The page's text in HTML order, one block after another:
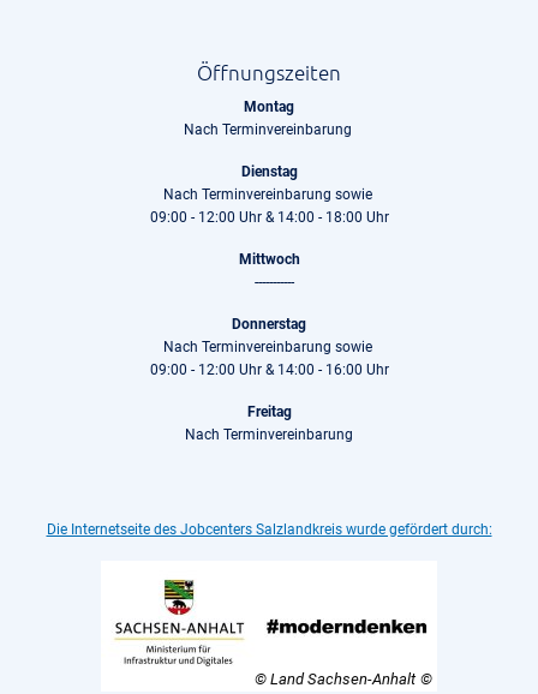
Öffnungszeiten
Montag
Nach Terminvereinbarung
Dienstag
Nach Terminvereinbarung sowie
09:00 - 12:00 Uhr & 14:00 - 18:00 Uhr
Mittwoch
-----------
Donnerstag
Nach Terminvereinbarung sowie
09:00 - 12:00 Uhr & 14:00 - 16:00 Uhr
Freitag
Nach Terminvereinbarung
Die Internetseite des Jobcenters Salzlandkreis wurde gefördert durch:
© Land Sachsen-Anhalt